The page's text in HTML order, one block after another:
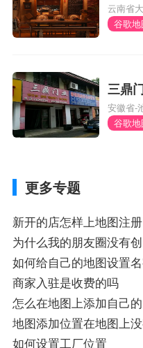
云南省
厂村委
谷歌
三鼎
安徽省-
谷歌
更多专题
新开的店怎样上地图注
驻
为什么我的朋友圈没有
新位置
如何给自己的地图设置
商家入驻是收费的吗
怎么在地图上添加自己
市名称
地图添加位置在地图上
如何设置工厂位置